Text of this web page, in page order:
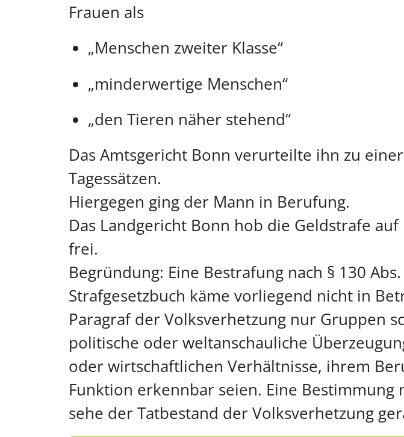
Frauen als
„Menschen zweiter Klasse“
„minderwertige Menschen“
„den Tieren näher stehend“
Das Amtsgericht Bonn verurteilte ihn zu
Tagessätzen.
Hiergegen ging der Mann in Berufung.
Das Landgericht Bonn hob die Geldstrafe
frei.
Begründung: Eine Bestrafung nach § 130
Strafgesetzbuch käme vorliegend nicht in
Paragraf der Volksverhetzung nur Gruppen
politische oder weltanschauliche
oder wirtschaftlichen Verhältnisse, ihrem
Funktion erkennbar seien. Eine Bestimmung
sehe der Tatbestand der Volksverhetzung